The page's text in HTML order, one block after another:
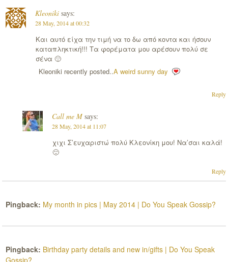
Kleoniki says:
28 May, 2014 at 00:32
Και αυτό είχα την τιμή να το δω από κοντα και ήσουν
καταπληκτική!!! Τα φορέματα μου αρέσουν πολύ σε
σένα 🙂
Kleoniki recently posted..Α weird sunny day
Reply
Call me M says:
28 May, 2014 at 11:07
χιχι Σ’ευχαριστώ πολύ Κλεονίκη μου! Να’σαι καλά!
🙂
Reply
Pingback: My month in pics | May 2014 | Do You Speak Gossip?
Pingback: Birthday party details and new in/gifts | Do You Speak
Gossip?